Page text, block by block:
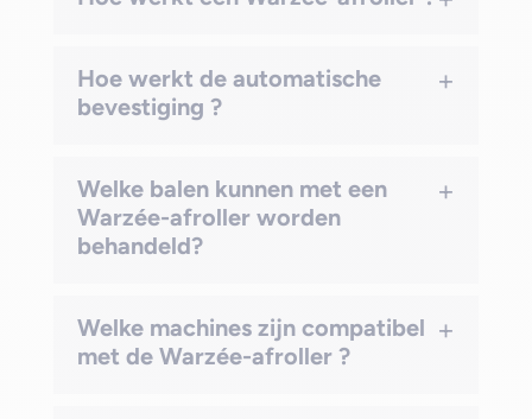
Hoe werkt de automatische
bevestiging ?
+
Welke balen kunnen met een
Warzée-afroller worden
behandeld?
+
Welke machines zijn compatibel
met de Warzée-afroller ?
+